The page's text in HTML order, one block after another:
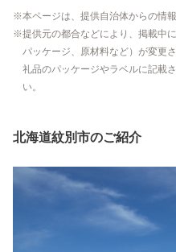
本ページは、提供自治体からの情
提供元の都合などにより、掲載中
パッケージ、原材料など）が変更
礼品のパッケージやラベルに記載
い。
北海道紋別市のご紹介